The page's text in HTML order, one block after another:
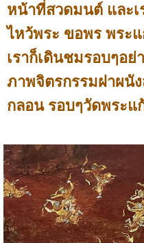
หน้าที่สวดมนต์ และเ
ไหว้พระ ขอพร พระ
เราก็เดินชมรอบๆอ
ภาพจิตรกรรมฝาผนั
กลอน รอบๆวัดพระแ